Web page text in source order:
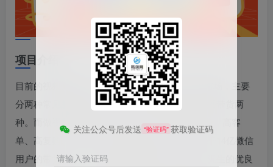
项目介绍
目前的视频号带货，主打40+以上的中老年人群市场，主要
分两种常见的带货形式，分别为短视频带货和直播带货两
种。而做视频号带货的有着“三高一低”的绝对优势，高客
单、高复购、高黏性、低退货率的特性，而且基于14亿微信
用户的带货平台，又是依附于腾讯这个大家族，天生的优良
关注公众号后发送 “验证码” 获取验证码
请输入验证码